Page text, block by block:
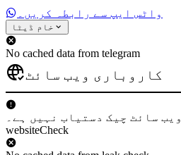
واٹس ایپ سے رابطہ کریں۔
خام ڈیٹا
No cached data from telegram
کاروباری ویب سائٹ
ویب سائٹ چیک دستیاب نہیں ہے۔: No cached data from
websiteCheck